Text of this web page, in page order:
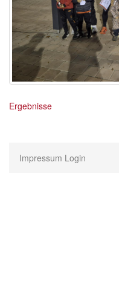
Ergebnisse
Impressum Login